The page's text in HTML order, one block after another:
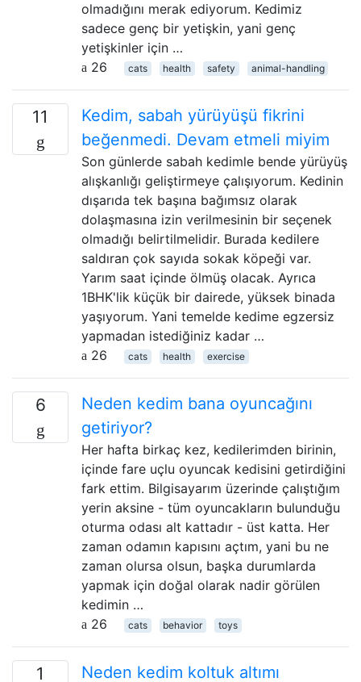
olmadığını merak ediyorum. Kedimiz
sadece genç bir yetişkin, yani genç
yetişkinler için …
26
cats health safety animal-handling
11
Kedim, sabah yürüyüşü fikrini
beğenmedi. Devam etmeli miyim
Son günlerde sabah kedimle bende yürüyüş
alışkanlığı geliştirmeye çalışıyorum. Kedinin
dışarıda tek başına bağımsız olarak
dolaşmasına izin verilmesinin bir seçenek
olmadığı belirtilmelidir. Burada kedilere
saldıran çok sayıda sokak köpeği var.
Yarım saat içinde ölmüş olacak. Ayrıca
1BHK'lik küçük bir dairede, yüksek binada
yaşıyorum. Yani temelde kedime egzersiz
yapmadan istediğiniz kadar …
26
cats health exercise
6
Neden kedim bana oyuncağını
getiriyor?
Her hafta birkaç kez, kedilerimden birinin,
içinde fare uçlu oyuncak kedisini getirdiğini
fark ettim. Bilgisayarım üzerinde çalıştığım
yerin aksine - tüm oyuncakların bulunduğu
oturma odası alt kattadır - üst katta. Her
zaman odamın kapısını açtım, yani bu ne
zaman olursa olsun, başka durumlarda
yapmak için doğal olarak nadir görülen
kedimin …
26
cats behavior toys
1 Neden kedim koltuk altımı